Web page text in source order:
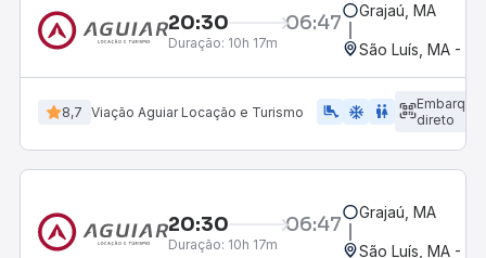
20:30 06:47
Duração: 10h 17m
Grajaú, MA
São Luís, MA -
8,7 Viação Aguiar Locação e Turismo airline_seat_legroom_extra ac_unit wc
Embarque
direto
20:30 06:47
Duração: 10h 17m
Grajaú, MA
São Luís, MA -